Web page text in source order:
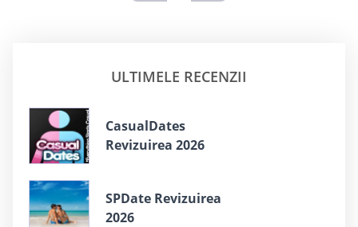
ULTIMELE RECENZII
СasualDates
Revizuirea 2026
SPDate Revizuirea
2026